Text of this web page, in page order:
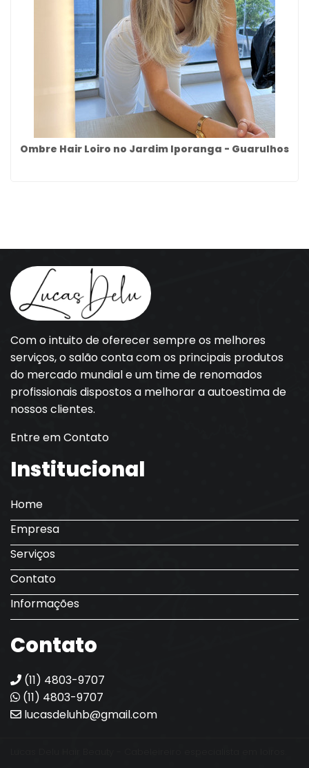
Ombre Hair Loiro no Jardim Iporanga - Guarulhos
Com o intuito de oferecer sempre os melhores
serviços, o salão conta com os principais produtos
do mercado mundial e um time de renomados
profissionais dispostos a melhorar a autoestima de
nossos clientes.
Entre em Contato
Institucional
Home
Empresa
Serviços
Contato
Informações
Contato
(11) 4803-9707
(11) 4803-9707
lucasdeluhb@gmail.com